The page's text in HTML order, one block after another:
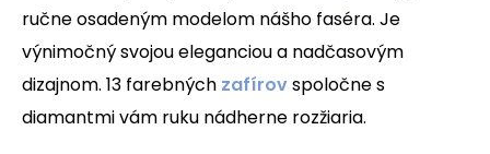
ručne osadeným modelom nášho faséra. Je
výnimočný svojou eleganciou a nadčasovým
dizajnom. 13 farebných zafírovspoločne s
diamantmi vám ruku nádherne rozžiaria.